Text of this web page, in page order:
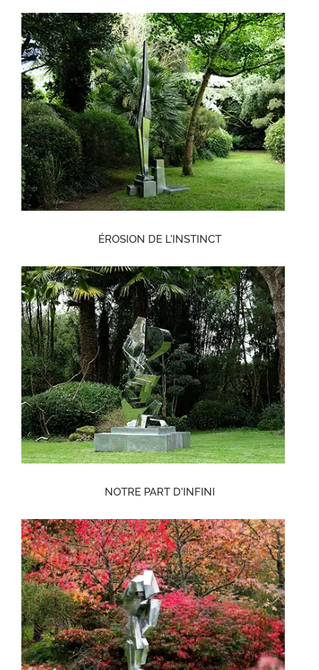
ÉROSION DE L'INSTINCT
NOTRE PART D'INFINI